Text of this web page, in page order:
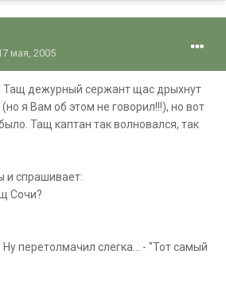
мая, 2005
Тащ дежурный сержант щас дрыхнут
я Вам об этом не говорил!!!), но вот
Тащ каптан так волновался, так
и спрашивает:
Сочи?
перетолмачил слегка... - "Тот самый